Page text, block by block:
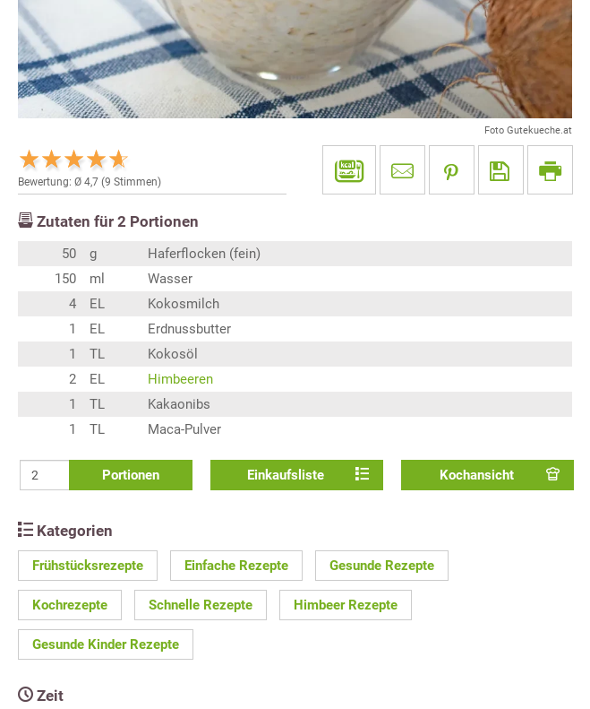
Foto Gutekueche.at
Bewertung: Ø 4,7 (9 Stimmen)
Zutaten für 2 Portionen
50 g
Haferflocken (fein)
150
ml
Wasser
4
EL
Kokosmilch
1
EL
Erdnussbutter
1
TL
Kokosöl
2
EL
Himbeeren
1
TL
Kakaonibs
1
TL Maca-Pulver
Portionen Einkaufsliste Kochansicht
Kategorien
Frühstücksrezepte Einfache Rezepte Gesunde Rezepte
Kochrezepte Schnelle Rezepte Himbeer Rezepte
Gesunde Kinder Rezepte
Zeit